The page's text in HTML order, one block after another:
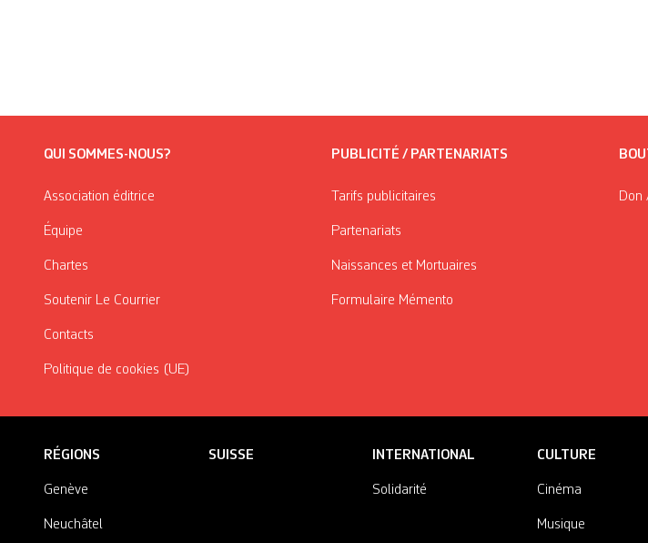
QUI SOMMES-NOUS?
Association éditrice
Équipe
Chartes
Soutenir Le Courrier
Contacts
Politique de cookies (UE)
PUBLICITÉ / PARTENARIATS
Tarifs publicitaires
Partenariats
Naissances et Mortuaires
Formulaire Mémento
Don
RÉGIONS
Genève
Neuchâtel
SUISSE INTERNATIONAL
Solidarité
CULTURE
Cinéma
Musique